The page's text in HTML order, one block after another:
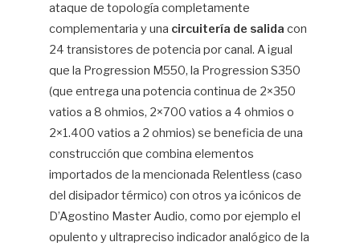
ataque de topología completamente
complementaria y una circuitería de salida con
24 transistores de potencia por canal. A igual
que la Progression M550, la Progression S350
(que entrega una potencia continua de 2×350
vatios a 8 ohmios, 2×700 vatios a 4 ohmios o
2×1.400 vatios a 2 ohmios) se beneficia de una
construcción que combina elementos
importados de la mencionada Relentless (caso
del disipador térmico) con otros ya icónicos de
D’Agostino Master Audio, como por ejemplo el
opulento y ultrapreciso indicador analógico de la